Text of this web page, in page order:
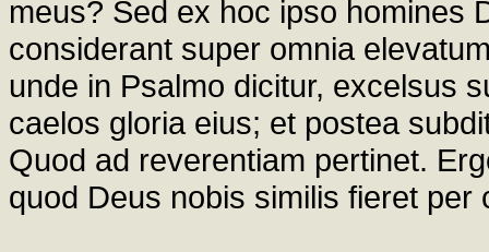
meus? Sed ex hoc ipso homines
considerant super omnia
unde in Psalmo dicitur, excelsus
caelos gloria eius; et postea
Quod ad reverentiam pertinet.
quod Deus nobis similis fieret per